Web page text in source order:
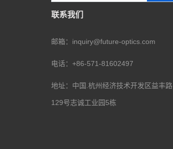
联系我们
邮箱：inquiry@future-optics.com
电话：+86-571-81602497
地址：中国.杭州经济技术开发区益丰路
129号志诚工业园5栋